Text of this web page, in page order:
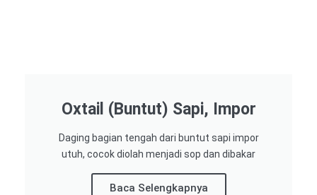
Oxtail (Buntut) Sapi, Impor
Daging bagian tengah dari buntut sapi impor
utuh, cocok diolah menjadi sop dan dibakar
Baca Selengkapnya